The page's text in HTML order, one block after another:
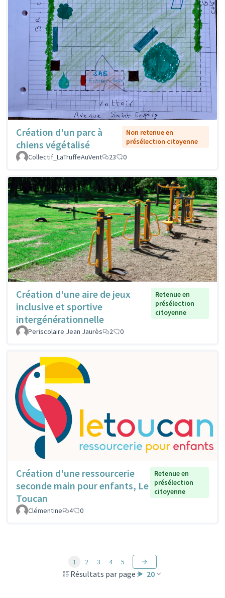
Création d'un parc à
chiens végétalisé
Non retenue en
présélection citoyenne
Collectif_LaTruffeAuVent
23 0
Création d'une aire de jeux
inclusive et sportive
intergénérationnelle
Retenue en
présélection
citoyenne
Periscolaire Jean Jaurès 2 0
Création d'une ressourcerie
seconde main pour enfants, Le
Toucan
Retenue en
présélection
citoyenne
Clémentine 4 0
Résultats par page : 20
1 2 3 4 5